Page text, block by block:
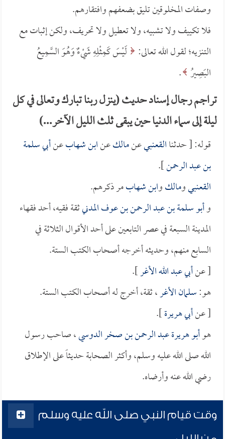
وصفات المخلوقين تليق بضعفهم وافتقارهم.
فلا تكييف ولا تشبيه، ولا تعطيل ولا تحريف، ولكن إثبات مع
التنزيه؛ لقول الله تعالى: لَيْسَ كَمِثْلِهِ شَيْءٌ وَهُوَ السَّمِيعُ
البَصِيرُ .
تراجم رجال إسناد حديث (ينزل ربنا تبارك وتعالى في كل
ليلة إلى سماء الدنيا حين يبقى ثلث الليل الآخر...)
قوله: [ حدثناالقعنبيعنمالكعنابن شهابعنأبي سلمة
بن عبد الرحمن].
القعنبيومالكوابن شهابمر ذكرهم.
وأبو سلمة بن عبد الرحمن بن عوف المدنيثقة فقيه، أحد فقهاء
المدينة السبعة في عصر التابعين على أحد الأقوال الثلاثة في
السابع منهم، وحديثه أخرجه أصحاب الكتب الستة.
[ عنأبي عبد الله الأغر].
هو:سلمان الأغر، ثقة، أخرج له أصحاب الكتب الستة.
[ عنأبي هريرة].
هوأبو هريرة عبد الرحمن بن صخر الدوسي، صاحب رسول
الله صلى الله عليه وسلم، وأكثر الصحابة حديثاً على الإطلاق
رضي الله عنه وأرضاه.
وقت قيام النبي صلى الله عليه وسلم